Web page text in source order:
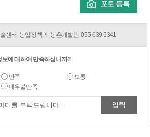
포토 등록
센터 농업정책과 농촌개발팀055-639-6341
에 대하여 만족하십니까?
만족
보통
매우불만족